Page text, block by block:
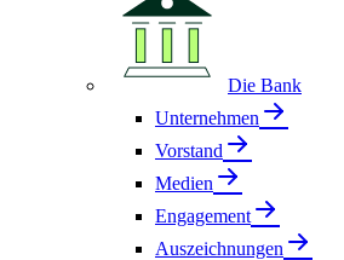
Die Bank
Unternehmen
Vorstand
Medien
Engagement
Auszeichnungen